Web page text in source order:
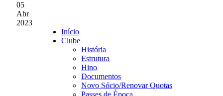
Início
Clube
História
Estrutura
Hino
Documentos
Novo Sócio/Renovar Quotas
Passes de Época
05
Abr
2023